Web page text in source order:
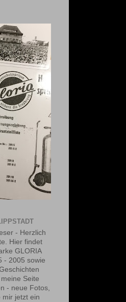
- Herzlich
Hier findet
GLORIA
- 2005 sowie
Seite
- neue Fotos,
mir jetzt ein